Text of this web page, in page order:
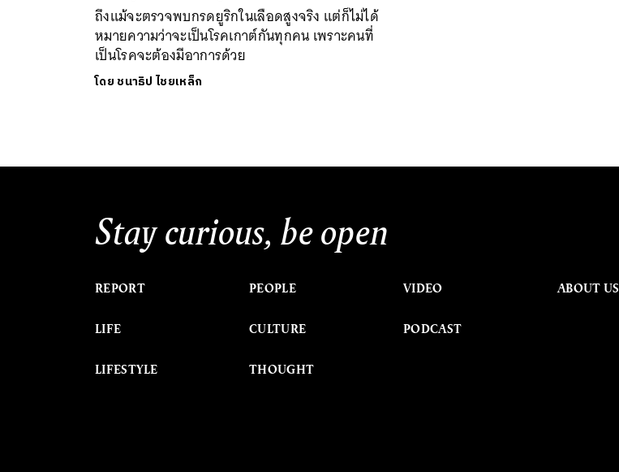
ถึงแม้จะตรวจพบกรดยูริกในเลือดสูงจริง แต่ก็ไม่ได้
หมายความว่าจะเป็นโรคเกาต์กันทุกคน เพราะคนที่
เป็นโรคจะต้องมีอาการด้วย
โดย ชนาธิป ไชยเหล็ก
Stay curious, be open
REPORT
LIFE
LIFESTYLE
PEOPLE
CULTURE
THOUGHT
VIDEO
PODCAST
ABOUT US